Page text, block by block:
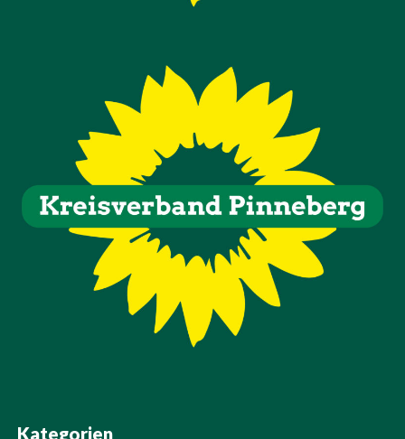
Kategorien